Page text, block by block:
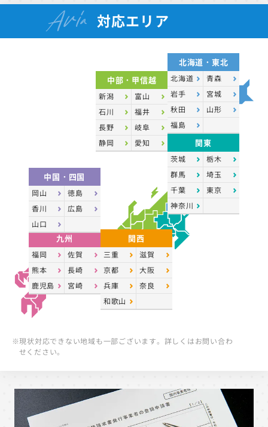
Aria 対応エリア
北海道・東北
北海道
青森
岩手
宮城
秋田
山形
福島
関東
茨城
栃木
群馬
埼玉
千葉
東京
神奈川
中部・甲信越
新潟
富山
石川
福井
長野
岐阜
静岡
愛知
関西
三重
滋賀
京都
大阪
兵庫
奈良
和歌山
中国・四国
岡山
徳島
香川
広島
山口
九州
福岡
佐賀
熊本
長崎
鹿児島
宮崎
※現状対応できない地域も一部ございます。詳しくはお問い合わ
せください。